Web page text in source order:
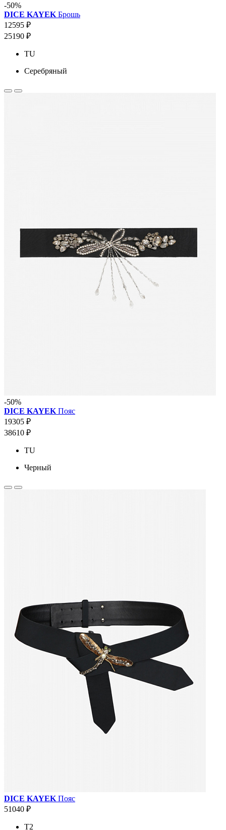
-50%
DICE KAYEK Брошь
12595 ₽
25190 ₽
TU
Серебряный
-50%
DICE KAYEK Пояс
19305 ₽
38610 ₽
TU
Черный
DICE KAYEK Пояс
51040 ₽
T2